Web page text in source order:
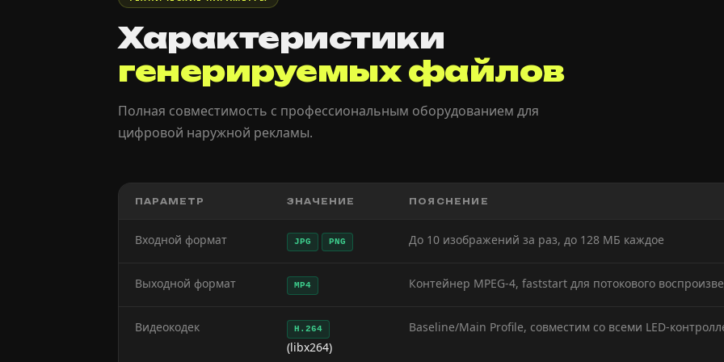
Характеристики
генерируемых файлов
Полная совместимость с профессиональным оборудованием для
цифровой наружной рекламы.
ПАРАМЕТР ЗНАЧЕНИЕ ПОЯСНЕНИЕ
Входной формат JPG PNG До 10 изображений за раз, до 128 МБ каждое
Выходной формат MP4 Контейнер MPEG-4, faststart для потокового
Видеокодек H.264
(libx264)
Baseline/Main Profile, совместим со всеми LED-